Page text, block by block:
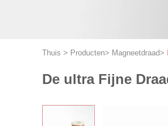
Thuis > Producten> Magneetdraad>
De ultra Fijne